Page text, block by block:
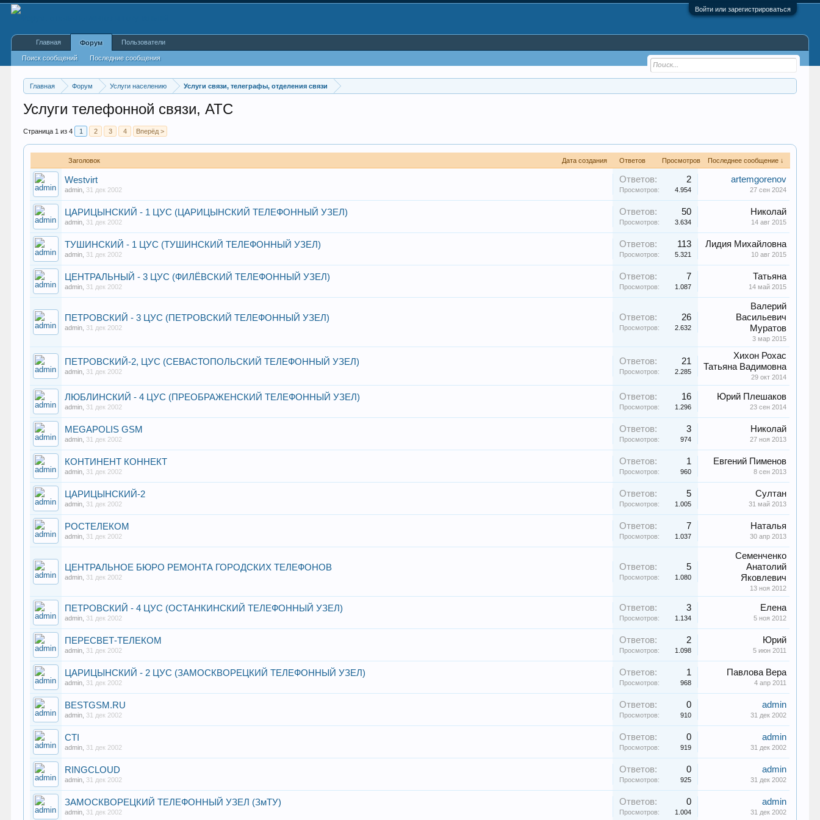
Войти или зарегистрироваться
Главная Форум Услуги населению Услуги связи, телеграфы, отделения связи
Услуги телефонной связи, АТС
Страница 1 из 4 1 2 3 4 Вперёд >
Заголовок Дата создания Ответов Просмотров Последнее сообщение ↓
Westvirt
admin 31 дек 2002
Ответов: 2
Просмотров: 4.954
artemgorenov
27 сен 2024
ЦАРИЦЫНСКИЙ - 1 ЦУС (ЦАРИЦЫНСКИЙ ТЕЛЕФОННЫЙ УЗЕЛ)
admin 31 дек 2002
Ответов: 50
Просмотров: 3.634
Николай
14 авг 2015
ТУШИНСКИЙ - 1 ЦУС (ТУШИНСКИЙ ТЕЛЕФОННЫЙ УЗЕЛ)
admin 31 дек 2002
Ответов: 113
Просмотров: 5.321
Лидия Михайловна
10 авг 2015
ЦЕНТРАЛЬНЫЙ - 3 ЦУС (ФИЛЁВСКИЙ ТЕЛЕФОННЫЙ УЗЕЛ)
admin 31 дек 2002
Ответов: 7
Просмотров: 1.087
Татьяна
14 май 2015
ПЕТРОВСКИЙ - 3 ЦУС (ПЕТРОВСКИЙ ТЕЛЕФОННЫЙ УЗЕЛ)
admin 31 дек 2002
Ответов: 26
Просмотров: 2.632
Валерий
Васильевич
Муратов
3 мар 2015
ПЕТРОВСКИЙ-2, ЦУС (СЕВАСТОПОЛЬСКИЙ ТЕЛЕФОННЫЙ УЗЕЛ)
admin 31 дек 2002
Ответов: 21
Просмотров: 2.285
Хихон Рохас
Татьяна Вадимовна
29 окт 2014
ЛЮБЛИНСКИЙ - 4 ЦУС (ПРЕОБРАЖЕНСКИЙ ТЕЛЕФОННЫЙ УЗЕЛ)
admin 31 дек 2002
Ответов: 16
Просмотров: 1.296
Юрий Плешаков
23 сен 2014
MEGAPOLIS GSM
admin 31 дек 2002
Ответов: 3
Просмотров: 974
Николай
27 ноя 2013
КОНТИНЕНТ КОННЕКТ
admin 31 дек 2002
Ответов: 1
Просмотров: 960
Евгений Пименов
8 сен 2013
ЦАРИЦЫНСКИЙ-2
admin 31 дек 2002
Ответов: 5
Просмотров: 1.005
Султан
31 май 2013
РОСТЕЛЕКОМ
admin 31 дек 2002
Ответов: 7
Просмотров: 1.037
Наталья
30 апр 2013
ЦЕНТРАЛЬНОЕ БЮРО РЕМОНТА ГОРОДСКИХ ТЕЛЕФОНОВ
admin 31 дек 2002
Ответов: 5
Просмотров: 1.080
Семенченко
Анатолий
Яковлевич
13 ноя 2012
ПЕТРОВСКИЙ - 4 ЦУС (ОСТАНКИНСКИЙ ТЕЛЕФОННЫЙ УЗЕЛ)
admin 31 дек 2002
Ответов: 3
Просмотров: 1.134
Елена
5 ноя 2012
ПЕРЕСВЕТ-ТЕЛЕКОМ
admin 31 дек 2002
Ответов: 2
Просмотров: 1.098
Юрий
5 июн 2011
ЦАРИЦЫНСКИЙ - 2 ЦУС (ЗАМОСКВОРЕЦКИЙ ТЕЛЕФОННЫЙ УЗЕЛ)
admin 31 дек 2002
Ответов: 1
Просмотров: 968
Павлова Вера
4 апр 2011
BESTGSM.RU
admin 31 дек 2002
Ответов: 0
Просмотров: 910
admin
31 дек 2002
CTI
admin 31 дек 2002
Ответов: 0
Просмотров: 919
admin
31 дек 2002
RINGCLOUD
admin 31 дек 2002
Ответов: 0
Просмотров: 925
admin
31 дек 2002
ЗАМОСКВОРЕЦКИЙ ТЕЛЕФОННЫЙ УЗЕЛ (ЗмТУ)
admin 31 дек 2002
Ответов: 0
Просмотров: 1.004
admin
31 дек 2002
Главная Форум
Поиск сообщений Последние сообщения
Пользователи